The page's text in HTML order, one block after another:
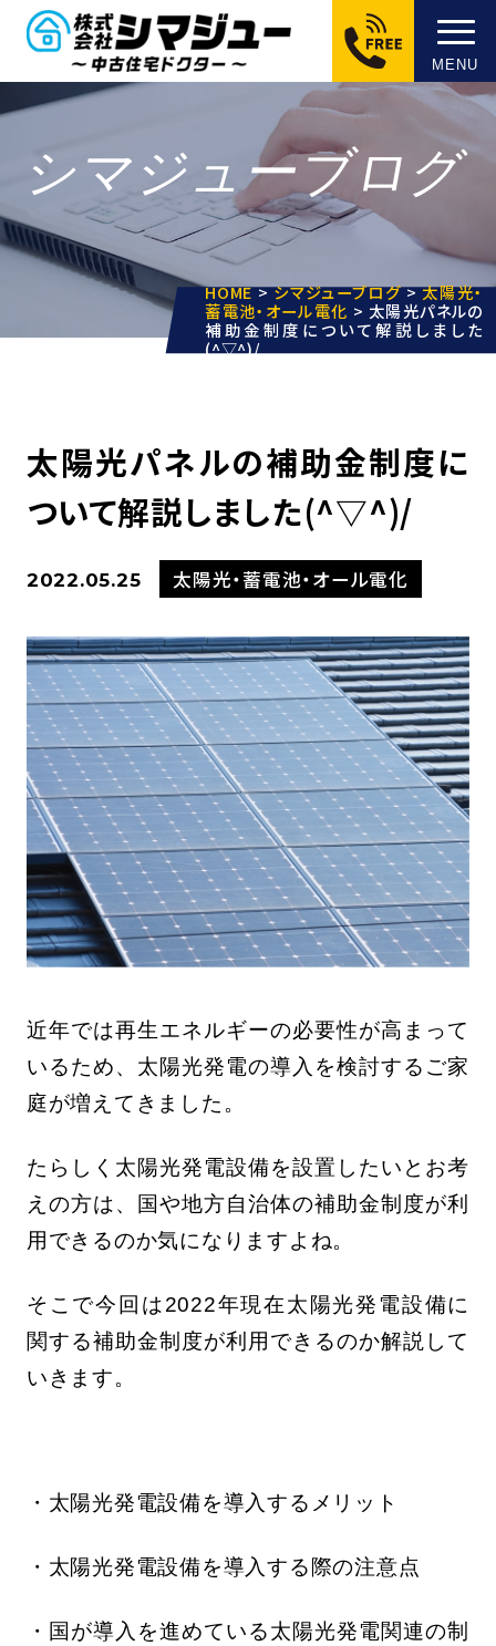
MENU
シマジューブログ
HOME>シマジューブログ>太陽光・
蓄電池・オール電化 > 太陽光パネルの
補助金制度について解説しました
(^▽^)/
太陽光パネルの補助金制度に
ついて解説しました(^▽^)/
2022.05.25 太陽光・蓄電池・オール電化
近年では再生エネルギーの必要性が高まって
いるため、太陽光発電の導入を検討するご家
庭が増えてきました。
たらしく太陽光発電設備を設置したいとお考
えの方は、国や地方自治体の補助金制度が利
用できるのか気になりますよね。
そこで今回は2022年現在太陽光発電設備に
関する補助金制度が利用できるのか解説して
いきます。
・太陽光発電設備を導入するメリット
・太陽光発電設備を導入する際の注意点
・国が導入を進めている太陽光発電関連の制